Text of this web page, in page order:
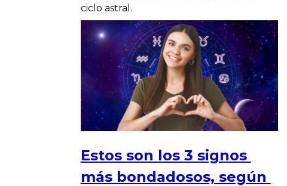
ciclo astral.
Estos son los 3 signos
más bondadosos, según